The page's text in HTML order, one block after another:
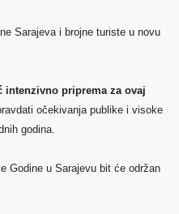
Sarajeva i brojne turiste u novu
intenzivno priprema za ovaj
očekivanja publike i visoke
godina.
Godine u Sarajevu bit će održan